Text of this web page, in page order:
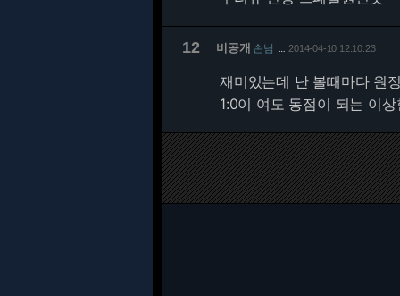
12 비공개 손님 2014-04-10 12:10:23
재미있는데 난 볼때마다 원
1:0이 여도 동점이 되는 이